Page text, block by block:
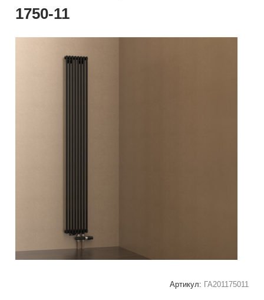
1750-11
Артикул: ГА201175011